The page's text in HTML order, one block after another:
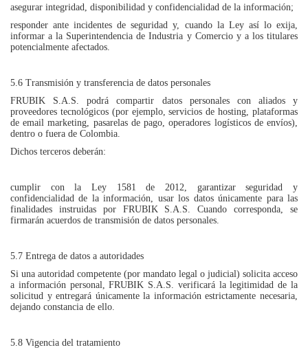
asegurar integridad, disponibilidad y confidencialidad de la información;
responder ante incidentes de seguridad y, cuando la Ley así lo exija,
informar a la Superintendencia de Industria y Comercio y a los titulares
potencialmente afectados.
5.6 Transmisión y transferencia de datos personales
FRUBIK S.A.S. podrá compartir datos personales con aliados y
proveedores tecnológicos (por ejemplo, servicios de hosting, plataformas
de email marketing, pasarelas de pago, operadores logísticos de envíos),
dentro o fuera de Colombia.
Dichos terceros deberán:
cumplir con la Ley 1581 de 2012, garantizar seguridad y
confidencialidad de la información, usar los datos únicamente para las
finalidades instruidas por FRUBIK S.A.S. Cuando corresponda, se
firmarán acuerdos de transmisión de datos personales.
5.7 Entrega de datos a autoridades
Si una autoridad competente (por mandato legal o judicial) solicita acceso
a información personal, FRUBIK S.A.S. verificará la legitimidad de la
solicitud y entregará únicamente la información estrictamente necesaria,
dejando constancia de ello.
5.8 Vigencia del tratamiento